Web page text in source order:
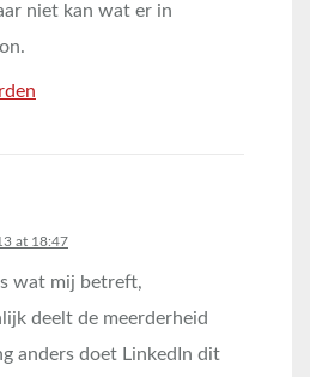
niet kan wat er in
at 18:47
wat mij betreft,
deelt de meerderheid
anders doet LinkedIn dit